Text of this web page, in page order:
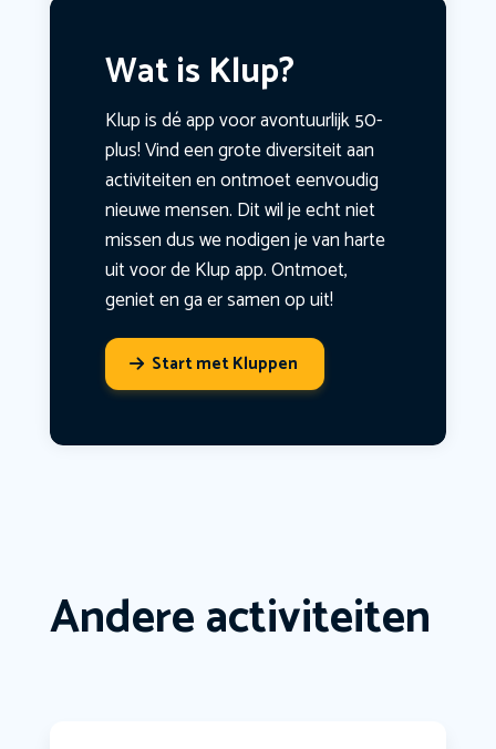
Wat is Klup?
Klup is dé app voor avontuurlijk 50-
plus! Vind een grote diversiteit aan
activiteiten en ontmoet eenvoudig
nieuwe mensen. Dit wil je echt niet
missen dus we nodigen je van harte
uit voor de Klup app. Ontmoet,
geniet en ga er samen op uit!
Start met Kluppen
Andere activiteiten